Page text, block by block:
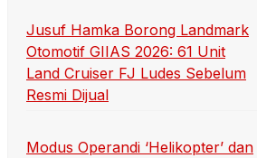
Jusuf Hamka Borong Landmark
Otomotif GIIAS 2026: 61 Unit
Land Cruiser FJ Ludes Sebelum
Resmi Dijual
Modus Operandi ‘Helikopter’ dan